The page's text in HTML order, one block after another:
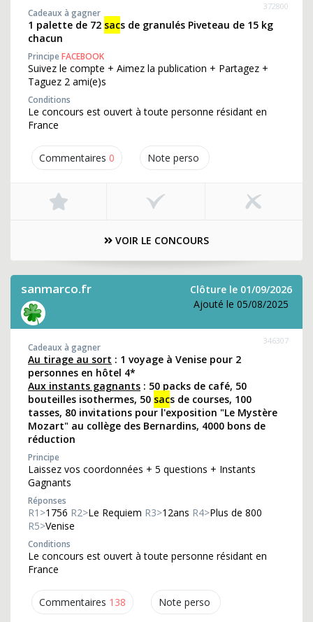
Commentaires 0 Note perso
372800
Cadeaux à gagner
1 palette de 72 sacs de granulés Piveteau de 15 kg
chacun
PrincipeFACEBOOK
Suivez le compte + Aimez la publication + Partagez +
Taguez 2 ami(e)s
Conditions
Le concours est ouvert à toute personne résidant en
France
VOIR LE CONCOURS
sanmarco.fr
Clôture le 01/09/2026
Ajouté le 05/08/2025
Commentaires 138 Note perso
346307
Cadeaux à gagner
Au tirage au sort : 1 voyage à Venise pour 2
personnes en hôtel 4*
Aux instants gagnants : 50 packs de café, 50
bouteilles isothermes, 50 sacs de courses, 100
tasses, 80 invitations pour l'exposition "Le Mystère
Mozart" au collège des Bernardins, 4000 bons de
réduction
Principe
Laissez vos coordonnées + 5 questions + Instants
Gagnants
Réponses
R1>1756 R2>Le Requiem R3>12ans R4>Plus de 800
R5>Venise
Conditions
Le concours est ouvert à toute personne résidant en
France